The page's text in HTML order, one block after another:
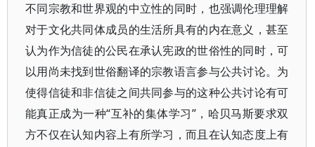
不同宗教和世界观的中立性的同时，也强调伦理理解
对于文化共同体成员的生活所具有的内在意义，甚至
认为作为信徒的公民在承认宪政的世俗性的同时，可
以用尚未找到世俗翻译的宗教语言参与公共讨论。为
使得信徒和非信徒之间共同参与的这种公共讨论有可
能真正成为一种“互补的集体学习”，哈贝马斯要求双
方不仅在认知内容上有所学习，而且在认知态度上有